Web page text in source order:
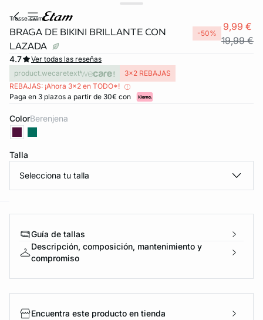
tresse swim
BRAGA DE BIKINI BRILLANTE CON
LAZADA
-50%
9,99 €
19,99 €
4.7
Ver todas las reseñas
product.wecaretext
3x2 REBAJAS
REBAJAS: ¡Ahora 3x2 en TODO*!
Paga en 3 plazos a partir de 30€ con
Color berenjena
Talla
Selecciona tu talla
Guía de tallas
Descripción, composición, mantenimiento y
compromiso
Encuentra este producto en tienda